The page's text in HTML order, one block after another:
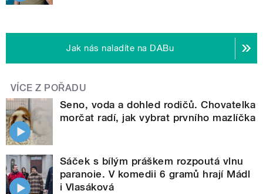
Jak nás naladíte na DABu
VÍCE Z POŘADU
Seno, voda a dohled rodičů. Chovatelka
morčat radí, jak vybrat prvního mazlíčka
Sáček s bílým práškem rozpoutá vlnu
paranoie. V komedii 6 gramů hrají Mádl
i Vlasáková